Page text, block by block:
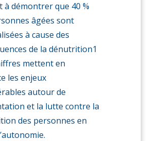
à démontrer que 40 %
âgées sont
à cause des
de la dénutrition1
mettent en
les enjeux
autour de
et la lutte contre la
des personnes en